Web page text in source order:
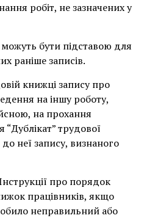
робіт, не зазначених у
можуть бути підставою для
раніше записів.
книжці запису про
на іншу роботу,
на прохання
трудової
неї запису, визнаного
про порядок
працівників, якщо
неправильний або